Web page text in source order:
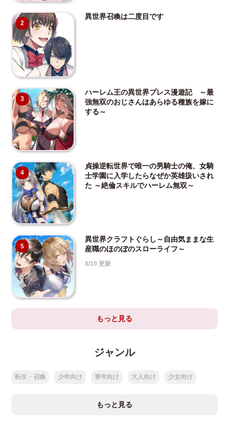
2
異世界召喚は二度目です
3
ハーレム王の異世界プレス漫遊記 ～最
強無双のおじさんはあらゆる種族を嫁に
する～
4
貞操逆転世界で唯一の男騎士の俺、女騎
士学園に入学したらなぜか英雄扱いされ
た ～絶倫スキルでハーレム無双～
5
異世界クラフトぐらし～自由気ままな生
産職のほのぼのスローライフ～
8/10 更新
もっと見る
ジャンル
転生・召喚 少年向け 青年向け 大人向け 少女向け
もっと見る